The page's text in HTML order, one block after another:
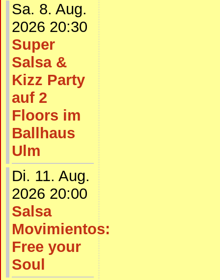
Sa. 8. Aug.
2026 20:30
Super
Salsa &
Kizz Party
auf 2
Floors im
Ballhaus
Ulm
Di. 11. Aug.
2026 20:00
Salsa
Movimientos:
Free your
Soul